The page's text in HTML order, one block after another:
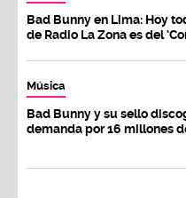
Bad Bunny en Lima: Hoy
de Radio La Zona es del
Música
Bad Bunny y su sello
demanda por 16 millones